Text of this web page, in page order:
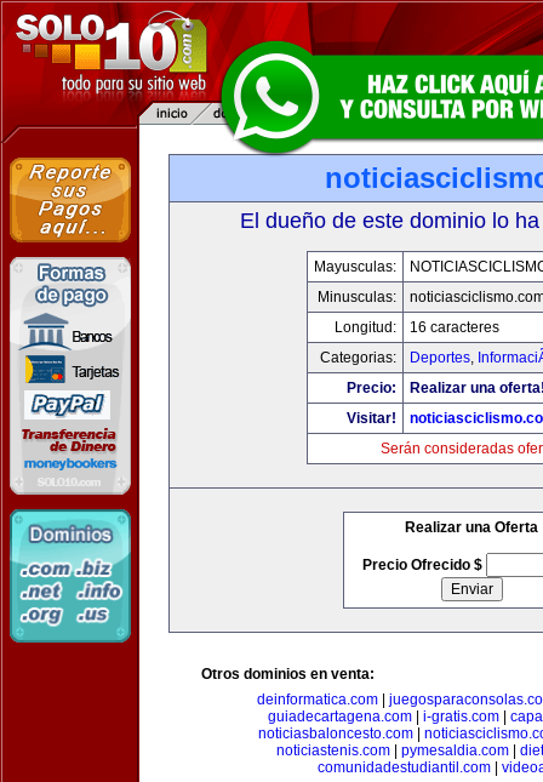
El dueño de este dominio lo
Mayusculas:
Minusculas:
Longitud:
16 caracteres
Categorias:
Deportes,
Precio:
Realizar una
Visitar!
Serán consideradas
Realizar una Oferta
Precio Ofrecido $
Otros dominios en venta:
deinformatica.com
guiadecartagena.com| i-gratis.com|
noticiasbaloncesto.com
noticiastenis.com
pymesaldia.com
comunidadestudiantil.com